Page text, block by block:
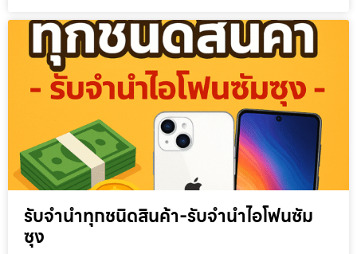
รับจำนำทุกชนิดสินค้า-รับจำนำไอโฟนซัม
ซุง